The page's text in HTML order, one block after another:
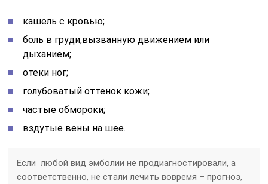
кашель с кровью;
боль в груди,вызванную движением или
дыханием;
отеки ног;
голубоватый оттенок кожи;
частые обмороки;
вздутые вены на шее.
Если любой вид эмболии не продиагностировали, а
соответственно, не стали лечить вовремя – прогноз,